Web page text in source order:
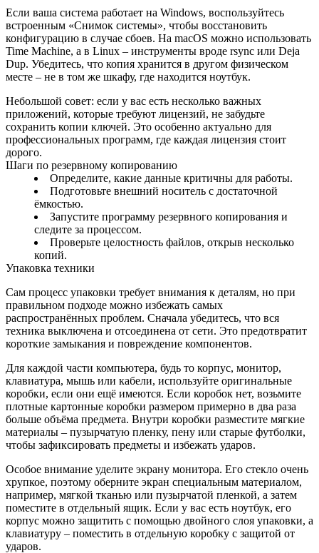
Если ваша система работает на Windows, воспользуйтесь
встроенным «Снимок системы», чтобы восстановить
конфигурацию в случае сбоев. На macOS можно использовать
Time Machine, а в Linux – инструменты вроде rsync или Deja
Dup. Убедитесь, что копия хранится в другом физическом
месте – не в том же шкафу, где находится ноутбук.
Небольшой совет: если у вас есть несколько важных
приложений, которые требуют лицензий, не забудьте
сохранить копии ключей. Это особенно актуально для
профессиональных программ, где каждая лицензия стоит
дорого.
Шаги по резервному копированию
Определите, какие данные критичны для работы.
Подготовьте внешний носитель с достаточной
ёмкостью.
Запустите программу резервного копирования и
следите за процессом.
Проверьте целостность файлов, открыв несколько
копий.
Упаковка техники
Сам процесс упаковки требует внимания к деталям, но при
правильном подходе можно избежать самых
распространённых проблем. Сначала убедитесь, что вся
техника выключена и отсоединена от сети. Это предотвратит
короткие замыкания и повреждение компонентов.
Для каждой части компьютера, будь то корпус, монитор,
клавиатура, мышь или кабели, используйте оригинальные
коробки, если они ещё имеются. Если коробок нет, возьмите
плотные картонные коробки размером примерно в два раза
больше объёма предмета. Внутри коробки разместите мягкие
материалы – пузырчатую пленку, пену или старые футболки,
чтобы зафиксировать предметы и избежать ударов.
Особое внимание уделите экрану монитора. Его стекло очень
хрупкое, поэтому оберните экран специальным материалом,
например, мягкой тканью или пузырчатой пленкой, а затем
поместите в отдельный ящик. Если у вас есть ноутбук, его
корпус можно защитить с помощью двойного слоя упаковки, а
клавиатуру – поместить в отдельную коробку с защитой от
ударов.